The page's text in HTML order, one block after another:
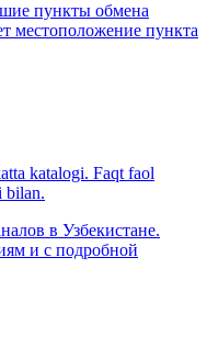
пункты обмена
местоположение пункта
katalogi. Faqt faol
bilan.
в Узбекистане.
и с подробной